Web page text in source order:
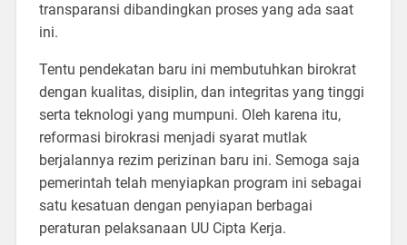
transparansi dibandingkan proses yang ada saat
ini.
Tentu pendekatan baru ini membutuhkan birokrat
dengan kualitas, disiplin, dan integritas yang tinggi
serta teknologi yang mumpuni. Oleh karena itu,
reformasi birokrasi menjadi syarat mutlak
berjalannya rezim perizinan baru ini. Semoga saja
pemerintah telah menyiapkan program ini sebagai
satu kesatuan dengan penyiapan berbagai
peraturan pelaksanaan UU Cipta Kerja.